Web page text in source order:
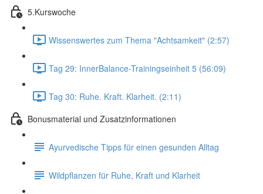
5.Kurswoche
Wissenswertes zum Thema "Achtsamkeit" (2:57)
Tag 29: InnerBalance-Trainingseinheit 5 (56:09)
Tag 30: Ruhe. Kraft. Klarheit. (2:11)
Bonusmaterial und Zusatzinformationen
Ayurvedische Tipps für einen gesunden Alltag
Wildpflanzen für Ruhe, Kraft und Klarheit